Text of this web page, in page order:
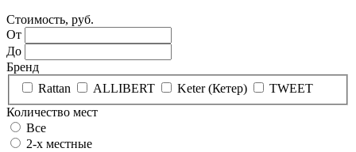
Стоимость, руб.
От
До
Бренд
Rattan
ALLIBERT Keter (Кетер)
TWEET
Количество мест
Все
2-х местные